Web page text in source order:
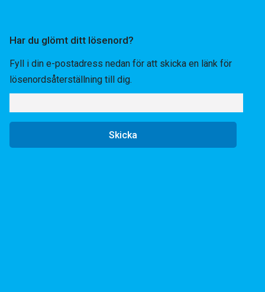
Har du glömt ditt lösenord?
Fyll i din e-postadress nedan för att skicka en länk för
lösenordsåterställning till dig.